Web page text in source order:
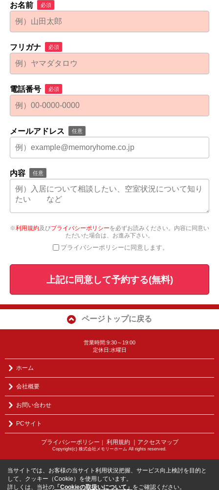
お名前 必須
フリガナ 必須
電話番号 必須
メールアドレス 任意
内容 任意
※利用規約及びプライバシーポリシーを必ずお読みください。内容に同意い
ただいた場合は、お進み下さい。
プライバシーポリシーに同意します。
上記に同意して予約する(無料)
ページトップに戻る
営業時間:9:30～19:00
定休日:水曜日
ホーム
会社概要
お問い合わせ
PCサイト
プライバシーポリシー ｜ 利用規約 ｜アクセスマップ
Copyright(c) 株式会社メモリーホーム All rights reserved.
当サイトでは、お客様の当サイト利用状況把握、サービス向上検討を目的と
して、クッキー（Cookie）を使用しています。
詳しくは、当社の 「Cookieの取扱いについて」 をご確認ください。